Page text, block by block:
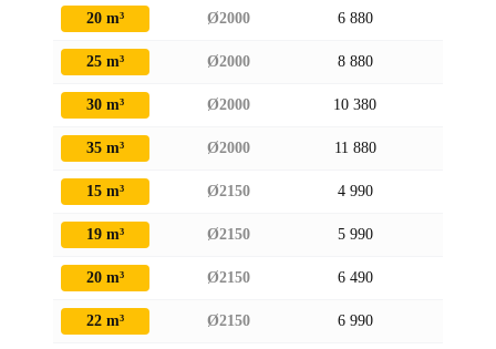
20 m³ Ø2000 6 880
25 m³ Ø2000 8 880
30 m³ Ø2000 10 380
35 m³ Ø2000 11 880
15 m³ Ø2150 4 990
19 m³ Ø2150 5 990
20 m³ Ø2150 6 490
22 m³ Ø2150 6 990